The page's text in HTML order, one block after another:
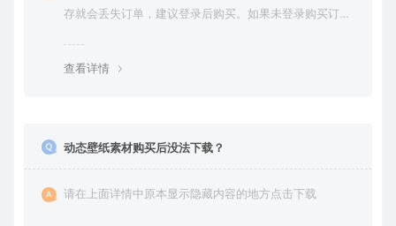
存就会丢失订单，建议登录后购买。如果未登录购买订单
查看详情
动态壁纸素材购买后没法下载？
请在上面详情中原本显示隐藏内容的地方点击下载